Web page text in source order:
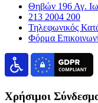
Θηβών 196 Αγ.
213 2004 200
Τηλεφωνικός
Φόρμα
Χρήσιμοι